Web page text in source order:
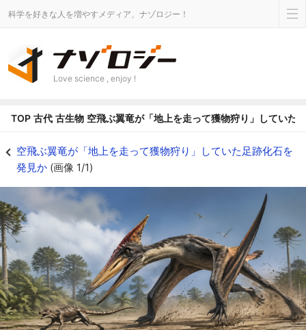
科学を好きな人を増やすメディア、ナゾロジー！
Love science , enjoy !
TOP 古代 古生物 空飛ぶ翼竜が「地上を走って獲物狩り」していた
空飛ぶ翼竜が「地上を走って獲物狩り」していた足跡化石を
発見か (画像 1/1)